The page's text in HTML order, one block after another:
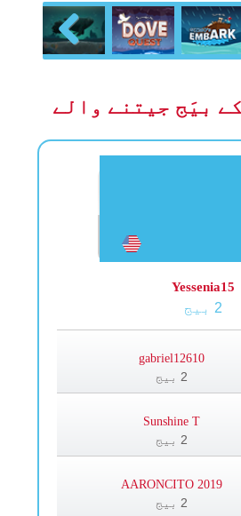
Previous
بیَج جیتنے والے
Yessenia15
2 بیج
gabriel12610
2 بیج
Sunshine T
2 بیج
AARONCITO 2019
2 بیج